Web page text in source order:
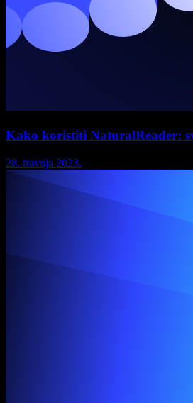
Kako koristiti NaturalReader:
28. travnja 2023.